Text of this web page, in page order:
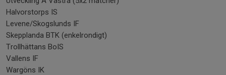
Halvorstorps IS
Levene/Skogslunds IF
Skepplanda BTK (enkelrondigt)
Trollhättans BoIS
Vallens IF
Wargöns IK